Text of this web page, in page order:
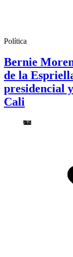
Política
Bernie
de la
presidencial
Cali